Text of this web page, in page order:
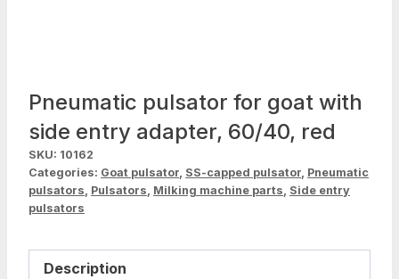
Pneumatic pulsator for goat with
side entry adapter, 60/40, red
SKU: 10162
Categories: Goat pulsator, SS-capped pulsator, Pneumatic
pulsators, Pulsators, Milking machine parts, Side entry
pulsators
Description